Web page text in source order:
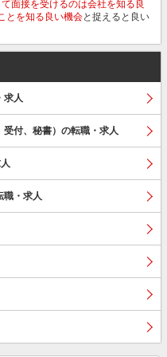
面接を受けるのは会社を知る良
とを知る良い機会と捉えると良い
求人
付、秘書）の転職・求人
職・求人